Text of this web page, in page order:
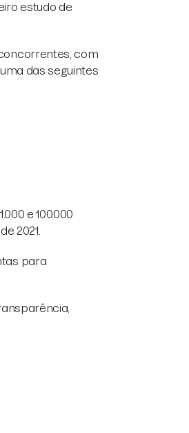
estudo de
com
das seguintes
e 100.000
2021.
para